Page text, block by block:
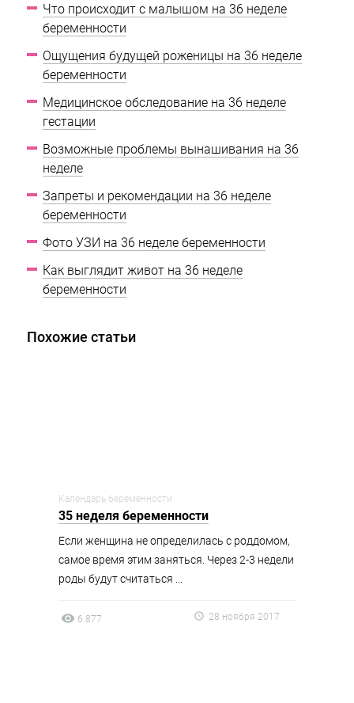
Что происходит с малышом на 36 неделе
беременности
Ощущения будущей роженицы на 36 неделе
беременности
Медицинское обследование на 36 неделе
гестации
Возможные проблемы вынашивания на 36
неделе
Запреты и рекомендации на 36 неделе
беременности
Фото УЗИ на 36 неделе беременности
Как выглядит живот на 36 неделе
беременности
Похожие статьи
Календарь беременности
35 неделя беременности
Если женщина не определилась с роддомом,
самое время этим заняться. Через 2-3 недели
роды будут считаться ...
6 877 28 ноября 2017